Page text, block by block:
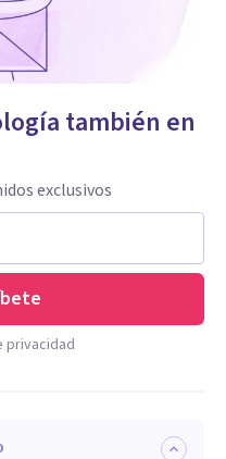
también en
exclusivos
privacidad